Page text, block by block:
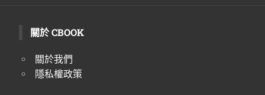
關於 CBOOK
關於我們
隱私權政策